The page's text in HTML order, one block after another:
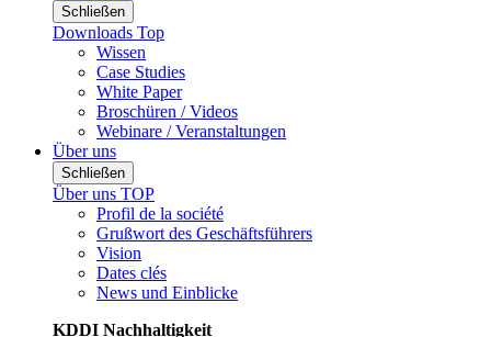
Schließen
Downloads Top
Wissen
Case Studies
White Paper
Broschüren / Videos
Webinare / Veranstaltungen
Über uns
Schließen
Über uns TOP
Profil de la société
Grußwort des Geschäftsführers
Vision
Dates clés
News und Einblicke
KDDI Nachhaltigkeit